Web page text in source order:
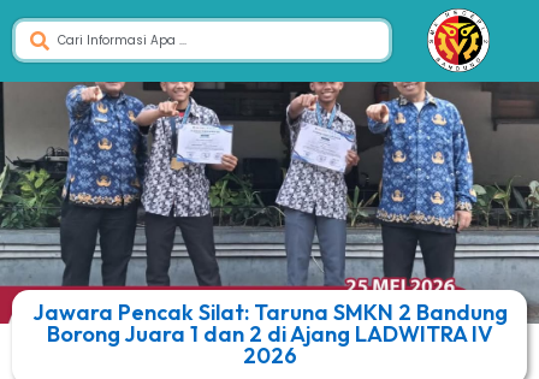
Jawara Pencak Silat: Taruna SMKN 2 Bandung
Borong Juara 1 dan 2 di Ajang LADWITRA IV
2026